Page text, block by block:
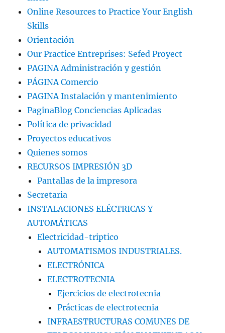
Online Resources to Practice Your English
Skills
Orientación
Our Practice Entreprises: Sefed Proyect
PAGINA Administración y gestión
PÁGINA Comercio
PAGINA Instalación y mantenimiento
PaginaBlog Conciencias Aplicadas
Política de privacidad
Proyectos educativos
Quienes somos
RECURSOS IMPRESIÓN 3D
Pantallas de la impresora
Secretaria
INSTALACIONES ELÉCTRICAS Y
AUTOMÁTICAS
Electricidad-triptico
AUTOMATISMOS INDUSTRIALES.
ELECTRÓNICA
ELECTROTECNIA
Ejercicios de electrotecnia
Prácticas de electrotecnia
INFRAESTRUCTURAS COMUNES DE